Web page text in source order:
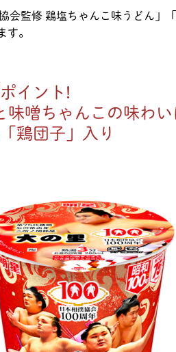
会監修 鶏塩ちゃんこ味うどん」
す。
イント!
味噌ちゃんこの味わい
鶏団子」入り